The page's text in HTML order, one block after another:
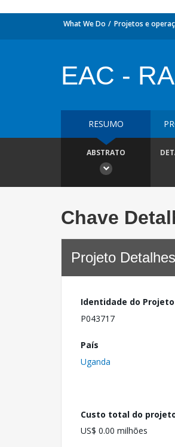
What We Do Projetos e
EAC -
RESUMO
ABSTRATO
Chave
Projeto Detalhes
Identidade do Projeto
P043717
País
Uganda
Custo total do
US$ 0.00 milhões